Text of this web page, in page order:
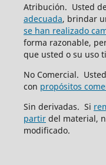
Atribución. Usted
adecuada, brindar
se han realizado
forma razonable,
que usted o su uso
No Comercial.
con propósitos
Sin derivadas. Si
partirdel material,
modificado.